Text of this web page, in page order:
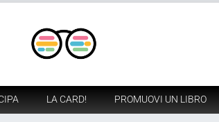
LA CARD! PROMUOVI UN LIBRO